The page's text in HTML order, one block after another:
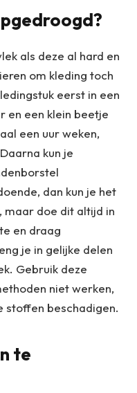
als deze al hard en
om kleding toch
eerst in een
en een klein beetje
een uur weken,
kun je
dan kun je het
maar doe dit altijd in
en draag
je in gelijke delen
Gebruik deze
niet werken,
stoffen beschadigen.
te